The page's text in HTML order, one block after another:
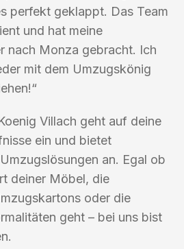
perfekt geklappt. Das Team
und hat meine
nach Monza gebracht. Ich
mit dem Umzugskönig
Villach geht auf deine
ein und bietet
an. Egal ob
deiner Möbel, die
oder die
geht – bei uns bist